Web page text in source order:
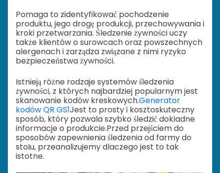
Pomaga to zidentyfikować pochodzenie
produktu, jego drogę produkcji, przechowywania i
kroki przetwarzania. Śledzenie żywności uczy
także klientów o surowcach oraz powszechnych
alergenach i zarządza związane z nimi ryzyko
bezpieczeństwa żywności.
Istnieją różne rodzaje systemów śledzenia
żywności, z których najbardziej popularnym jest
skanowanie kodów kreskowych.Generator
kodów QR GS1Jest to prosty i kosztoskuteczny
sposób, który pozwala szybko śledzić dokładne
informacje o produkcie.Przed przejściem do
sposobów zapewnienia śledzenia od farmy do
stołu, przeanalizujemy dlaczego jest to tak
istotne.